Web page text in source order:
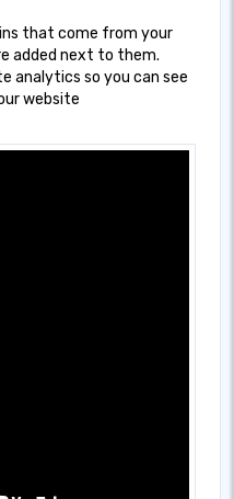
that come from your
added next to them.
analytics so you can see
website